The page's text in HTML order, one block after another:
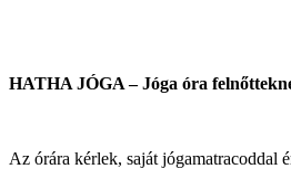
HATHA JÓGA – Jóga óra
Az órára kérlek, saját jógamatracoddal